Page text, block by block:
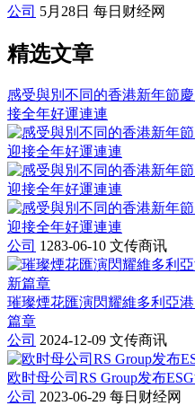
公司 5月28日 每日财经网
精选文章
感受與別不同的香港新年節
接全年好運連連
公司 1283-06-10 文传商讯
璀璨煙花匯演閃耀維多利亞
篇章
公司 2024-12-09 文传商讯
欧时母公司RS Group发布
公司 2023-06-29 每日财经网